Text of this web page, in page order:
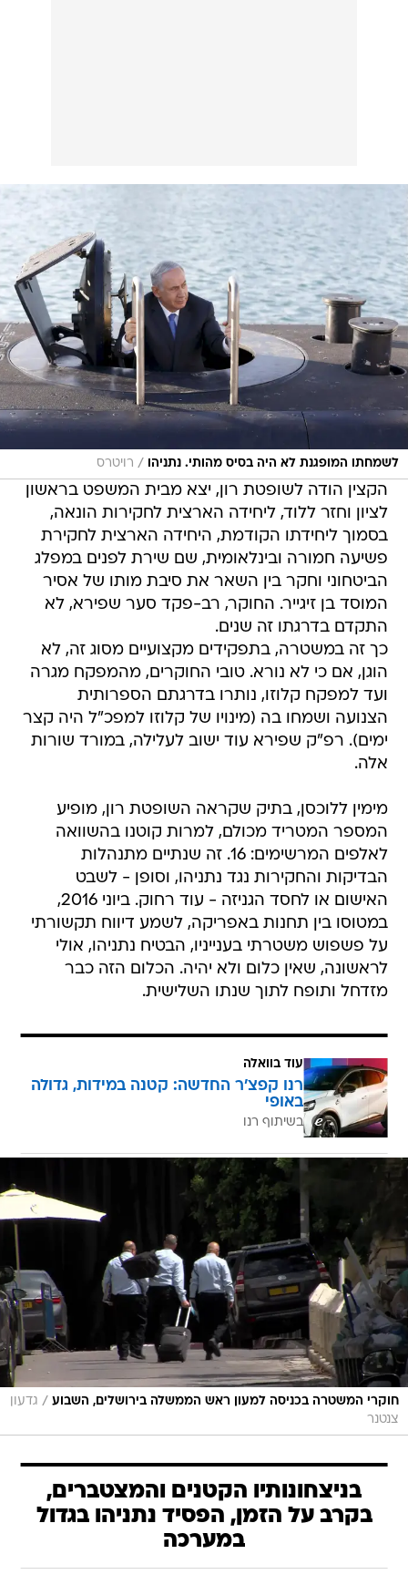
לשמחתו המופגנת לא היה בסיס מהותי. נתניהו / רויטרס
הקצין הודה לשופטת רון, יצא מבית המשפט בראשון
לציון וחזר ללוד, ליחידה הארצית לחקירות הונאה,
בסמוך ליחידתו הקודמת, היחידה הארצית לחקירת
פשיעה חמורה ובינלאומית, שם שירת לפנים במפלג
הביטחוני וחקר בין השאר את סיבת מותו של אסיר
המוסד בן זיגייר. החוקר, רב-פקד סער שפירא, לא
התקדם בדרגתו זה שנים.
כך זה במשטרה, בתפקידים מקצועיים מסוג זה, לא
הוגן, אם כי לא נורא. טובי החוקרים, מהמפקח מגרה
ועד למפקח קלוזו, נותרו בדרגתם הספרותית
הצנועה ושמחו בה (מינויו של קלוזו למפכ"ל היה קצר
ימים). רפ"ק שפירא עוד ישוב לעלילה, במורד שורות
אלה.
מימין ללוכסן, בתיק שקראה השופטת רון, מופיע
המספר המטריד מכולם, למרות קוטנו בהשוואה
לאלפים המרשימים: 16. זה שנתיים מתנהלות
הבדיקות והחקירות נגד נתניהו, וסופן - לשבט
האישום או לחסד הגניזה - עוד רחוק. ביוני 2016,
במטוסו בין תחנות באפריקה, לשמע דיווח תקשורתי
על פשפוש משטרתי בענייניו, הבטיח נתניהו, אולי
לראשונה, שאין כלום ולא יהיה. הכלום הזה כבר
מזדחל ותופח לתוך שנתו השלישית.
עוד בוואלה
רנו קפצ'ר החדשה: קטנה במידות, גדולה
באופי
בשיתוף רנו
חוקרי המשטרה בכניסה למעון ראש הממשלה בירושלים, השבוע / גדעון
צנטנר
בניצחונותיו הקטנים והמצטברים,
בקרב על הזמן, הפסיד נתניהו בגדול
במערכה